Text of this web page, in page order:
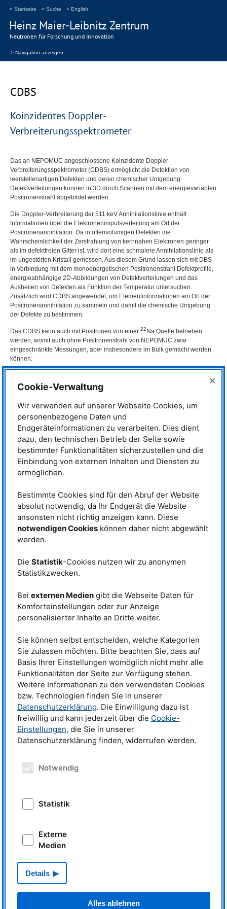
Heinz Maier-Leibnitz Zentrum
Neutronen für Forschung und Innovation
» Startseite » Suche » English
> Navigation anzeigen
CDBS
Koinzidentes Doppler-
Verbreiterungsspektrometer
Das an NEPOMUC angeschlossene Koinzidente Doppler-
Verbreiterungsspektrometer (CDBS) ermöglicht die Detektion von
leerstellenartigen Defekten und deren chemischer Umgebung.
Defektverteilungen können in 3D durch Scannen mit dem energievariablen
Positronenstrahl abgebildet werden.
Die Doppler-Verbreiterung der 511 keV Annihilationslinie enthält
Informationen über die Elektronenimpulsverteilung am Ort der
Positronenannihilation. Da in offenvolumigen Defekten die
Wahrscheinlichkeit der Zerstrahlung von kernnahen Elektronen geringer
als im defektfreien Gitter ist, wird dort eine schmalere Annihilationslinie als
im ungestörten Kristall gemessen. Aus diesem Grund lassen sich mit DBS
in Verbindung mit dem monoenergetischen Positronenstrahl Defektprofile,
energieabhängige 2D-Abbildungen von Defektverteilungen und das
Ausheilen von Defekten als Funktion der Temperatur untersuchen.
Zusätzlich wird CDBS angewendet, um Elementinformationen am Ort der
Positronenannihilation zu sammeln und damit die chemische Umgebung
der Defekte zu bestimmen.
Das CDBS kann auch mit Positronen von einer 22 Na Quelle betrieben
werden, womit auch ohne Positronenstrahl von NEPOMUC zwar
eingeschränkte Messungen, aber insbesondere im Bulk gemacht werden
können.
Technische Daten
Instrumentverantwortlicher
Prof. Dr. Christoph Hugenschmidt
Telefon: +49 (0)89 289-14609
E-Mail:christoph.hugenschmidt@frm2.tum.de
CDBS
TUMResearch Group
Physics with Positrons
Betreiber
Förderung
News
Cookie-Verwaltung ×
Wir verwenden auf unserer Webseite Cookies, um
personenbezogene Daten und
Endgeräteinformationen zu verarbeiten. Dies dient
dazu, den technischen Betrieb der Seite sowie
bestimmter Funktionalitäten sicherzustellen und die
Einbindung von externen Inhalten und Diensten zu
ermöglichen.
Bestimmte Cookies sind für den Abruf der Website
absolut notwendig, da Ihr Endgerät die Website
ansonsten nicht richtig anzeigen kann. Diese
notwendigen Cookieskönnen daher nicht abgewählt
werden.
Die Statistik-Cookies nutzen wir zu anonymen
Statistikzwecken.
Bei externen Mediengibt die Webseite Daten für
Komforteinstellungen oder zur Anzeige
personalisierter Inhalte an Dritte weiter.
Sie können selbst entscheiden, welche Kategorien
Sie zulassen möchten. Bitte beachten Sie, dass auf
Basis Ihrer Einstellungen womöglich nicht mehr alle
Funktionalitäten der Seite zur Verfügung stehen.
Weitere Informationen zu den verwendeten Cookies
bzw. Technologien finden Sie in unserer
Datenschutzerklärung. Die Einwilligung dazu ist
freiwillig und kann jederzeit über die Cookie-
Einstellungen, die Sie in unserer
Datenschutzerklärung finden, widerrufen werden.
Notwendig
Statistik
Externe
Medien
Details
Alles ablehnen